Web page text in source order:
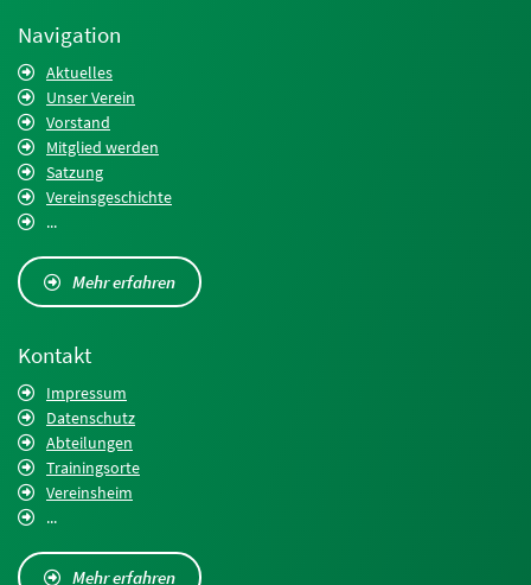
Navigation
Aktuelles
Unser Verein
Vorstand
Mitglied werden
Satzung
Vereinsgeschichte
...
Mehr erfahren
Kontakt
Impressum
Datenschutz
Abteilungen
Trainingsorte
Vereinsheim
...
Mehr erfahren